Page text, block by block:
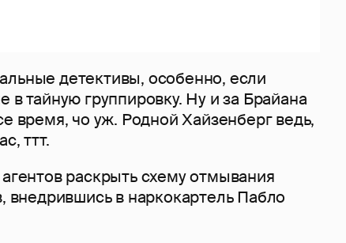
детективы, особенно, если
в тайную группировку. Ну и за Брайана
время, чо уж. Родной Хайзенберг ведь,
ттт.
раскрыть схему отмывания
внедрившись в наркокартель Пабло